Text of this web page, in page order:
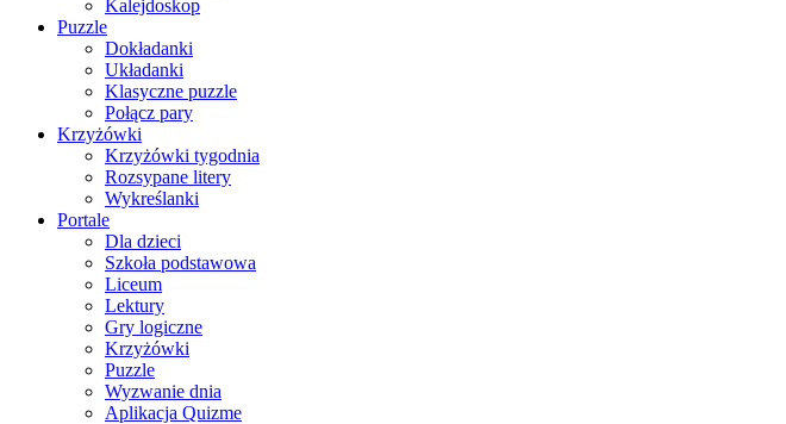
Kalejdoskop
Puzzle
Dokładanki
Układanki
Klasyczne puzzle
Połącz pary
Krzyżówki
Krzyżówki tygodnia
Rozsypane litery
Wykreślanki
Portale
Dla dzieci
Szkoła podstawowa
Liceum
Lektury
Gry logiczne
Krzyżówki
Puzzle
Wyzwanie dnia
Aplikacja Quizme